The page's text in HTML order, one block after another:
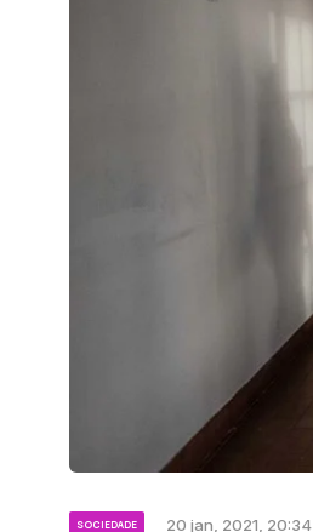
SOCIEDADE 20 jan, 2021, 20:34